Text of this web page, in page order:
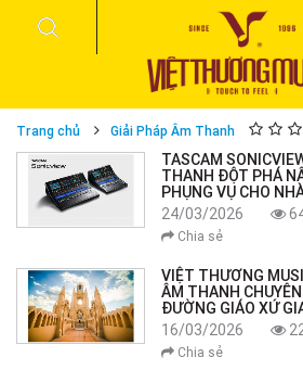
Trang chủ Giải Pháp Âm Thanh
TASCAM
THANH ĐỘT PHÁ
PHỤNG VỤ CHO
24/03/2026
Chia sẻ
VIỆT THƯƠNG
ÂM THANH
ĐƯỜNG GIÁO XỨ
16/03/2026
Chia sẻ